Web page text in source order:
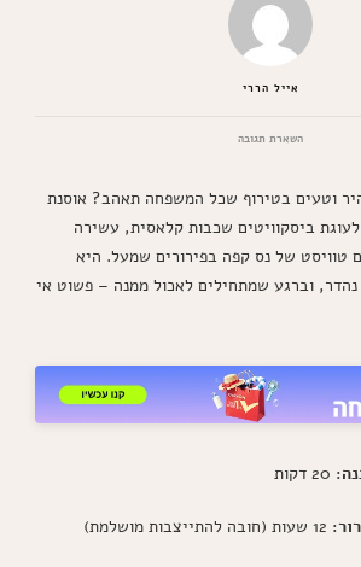
אייל הררי
השארת תגובהבנושא
שיש:
לעוגת
ביסקוויטים
עם
שנמסה
בפה
וטעים בטירוף שכל המשפחה תאהב? אוסנת
ביסקוויטים שכבות קלאסית, עשירה
טוויסט של נס קפה בפירורים שמעל. היא
וברגע שמתחילים לאכול ממנה – פשוט אי